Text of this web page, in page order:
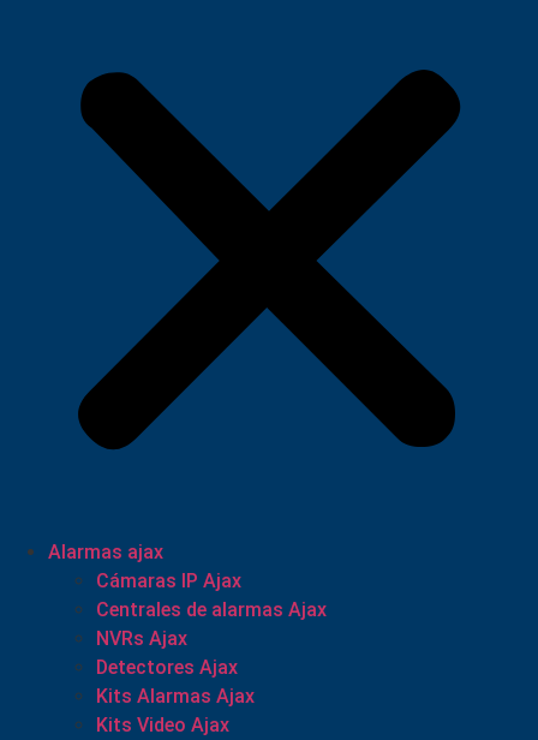
Alarmas ajax
Cámaras IP Ajax
Centrales de alarmas Ajax
NVRs Ajax
Detectores Ajax
Kits Alarmas Ajax
Kits Video Ajax